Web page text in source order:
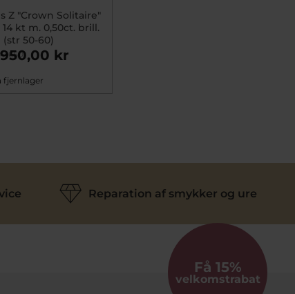
Z "Crown Solitaire"
kt m. 0,50ct. brill.
(str 50-60)
kr
fjernlager
Reparation af smykker og ure
Få 15%
velkomstrabat